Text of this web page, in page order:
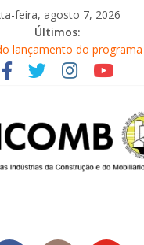
feira, agosto 7, 2026
Últimos:
lançamento do
realiza mais uma edição
realiza
são eleitos para a